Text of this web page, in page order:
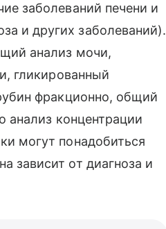
заболеваний печени и
и других заболеваний).
анализ мочи,
гликированный
фракционно, общий
анализ концентрации
могут понадобиться
зависит от диагноза и